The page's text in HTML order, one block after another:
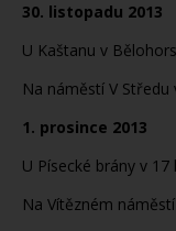
30. listopadu 2013
U Kaštanu v
Na náměstí V Středu
1. prosince 2013
U Písecké brány v 17
Na Vítězném